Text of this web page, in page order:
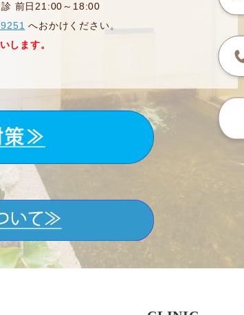
診 前日21:00～18:00
へおかけください。
します。